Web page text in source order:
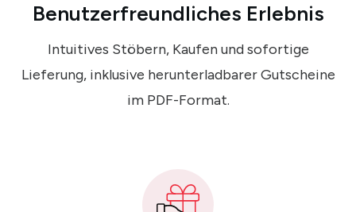
Benutzerfreundliches Erlebnis
Intuitives Stöbern, Kaufen und sofortige
Lieferung, inklusive herunterladbarer Gutscheine
im PDF-Format.